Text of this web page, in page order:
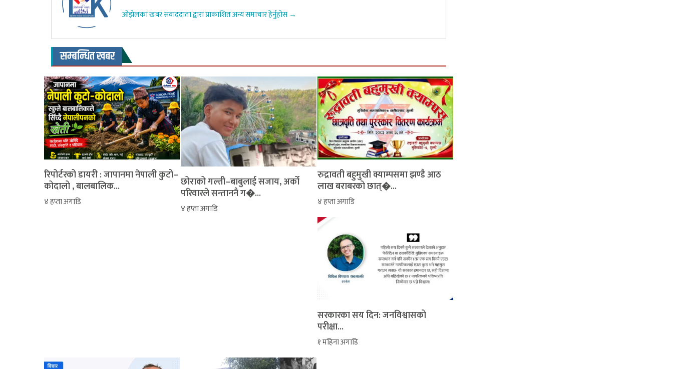
ओझेलका खबर संवाददाता द्वारा प्राकाशित अन्य समाचार हेर्नुहोस →
सम्बन्धित खबर
रिपोर्टरको डायरी : जापानमा नेपाली कुटो–
कोदालो , बालबालिक...
४ हप्ता अगाडि
‎​छोराको गल्ती–बाबुलाई सजाय, अर्को
परिवारले सन्ताननै ग�...
४ हप्ता अगाडि
रुद्रावती बहुमुखी क्याम्पसमा झण्डै आठ
लाख बराबरको छात्�...
४ हप्ता अगाडि
सरकारका सय दिन: जनविश्वासको
परीक्षा...
१ महिना अगाडि